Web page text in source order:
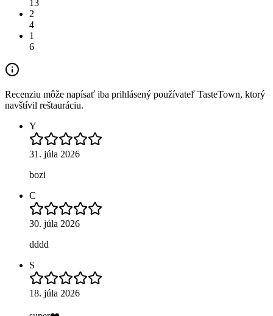
13
2
4
1
6
Recenziu môže napísať iba prihlásený používateľ TasteTown, ktorý
navštívil reštauráciu.
Y
31. júla 2026
bozi
C
30. júla 2026
dddd
S
18. júla 2026